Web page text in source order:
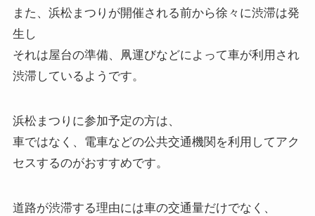
また、浜松まつりが開催される前から徐々に渋滞は発
生し
それは屋台の準備、凧運びなどによって車が利用され
渋滞しているようです。
浜松まつりに参加予定の方は、
車ではなく、電車などの公共交通機関を利用してアク
セスするのがおすすめです。
道路が渋滞する理由には車の交通量だけでなく、